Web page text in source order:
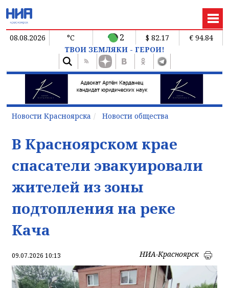
08.08.2026 °C 2 $ 82.17
€ 94.84
ТВОИ ЗЕМЛЯКИ - ГЕРОИ!
Новости Красноярска Новости общества
В Красноярском крае
спасатели эвакуировали
жителей из зоны
подтопления на реке
Кача
09.07.2026 10:13 НИА-Красноярск